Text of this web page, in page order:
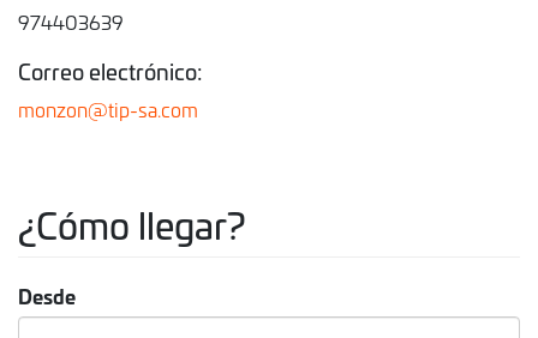
974403639
Correo electrónico:
monzon@tip-sa.com
¿Cómo llegar?
Desde